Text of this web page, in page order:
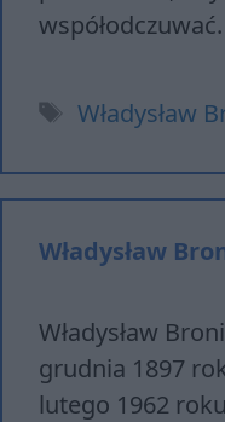
współodczuwać.
Tagi
Władysław
Władysław
Władysław
grudnia 1897
lutego 1962